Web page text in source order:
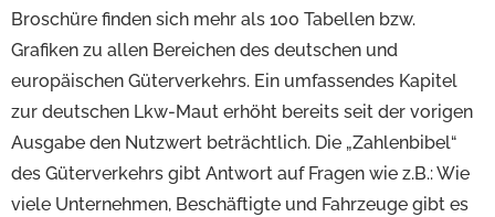
Broschüre finden sich mehr als 100 Tabellen bzw.
Grafiken zu allen Bereichen des deutschen und
europäischen Güterverkehrs. Ein umfassendes Kapitel
zur deutschen Lkw-Maut erhöht bereits seit der vorigen
Ausgabe den Nutzwert beträchtlich. Die „Zahlenbibel“
des Güterverkehrs gibt Antwort auf Fragen wie z.B.: Wie
viele Unternehmen, Beschäftigte und Fahrzeuge gibt es